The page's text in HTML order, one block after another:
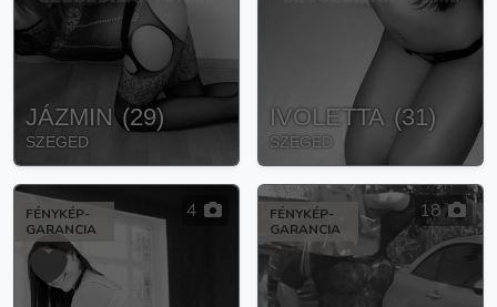
JÁZMIN (29)
SZEGED
IVOLETTA (31)
SZEGED
FÉNYKÉP-
GARANCIA
4
FÉNYKÉP-
GARANCIA
18